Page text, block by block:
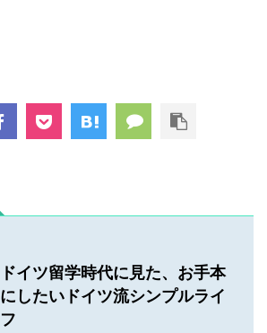
ドイツ留学時代に見た、お手本
にしたいドイツ流シンプルライ
フ